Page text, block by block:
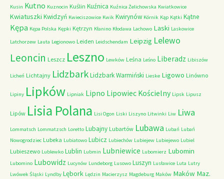
Kusin Kutno Kuznocin Kuślin Kuźnica Kuźnica Żelichowska Kwiatkowice
Kwiatuszki Kwidzyń Kwieciszowice Kwik Kwirynów Kórnik Kąp Kątki Kątne
Kępa Kępa Polska Kępki Kętrzyn Kłanino Kłodawa Lachowo Laski Laskowice
Latchorzew Lauta Legionowo Leiden Leidschendam Leipzig Lelewo
Leoncin Leszcz Leszno Lewków Leśna Leśno Liberadz Libiszów
Licheń Lichtajny LidzbarkLidzbark Warmiński Lieske Ligowo Linówno
Lipiny Lipków Lipniak Lipno Lipowiec Kościelny Lipsk Lipusz
Lipów Lisia Polana Lisi Ogon Liski Liszyno Litwinki Liw Liwa
Lommatsch Lommatzsch Loretto Lubajny Lubartów Lubawa Lubań Lubań
Nowogrodziec Lubeka Lubiatowo Lubicz Lubiechów Lubiejew Lubiejewo Lubiel
Lubieszewo Lublewko Lublin Lubmin Lubniewice Lubomierz Lubomin
Lubomino Lubowidz Lucynów Lundeborg Lusowo Luszyn Lusławice Luta Lutry
Lwówek Śląski Lyndby Lębork Lędzin Macierzysz Magdeburg Maków Maków Maz.